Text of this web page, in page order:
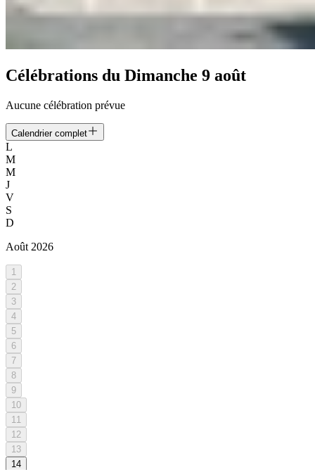
Célébrations du Dimanche 9 août
Aucune célébration prévue
Calendrier complet
L
M
M
J
V
S
D
Août 2026
1
2
3
4
5
6
7
8
9
10
11
12
13
14